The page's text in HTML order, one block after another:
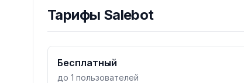
Тарифы Salebot
Бесплатный
до 1 пользователей